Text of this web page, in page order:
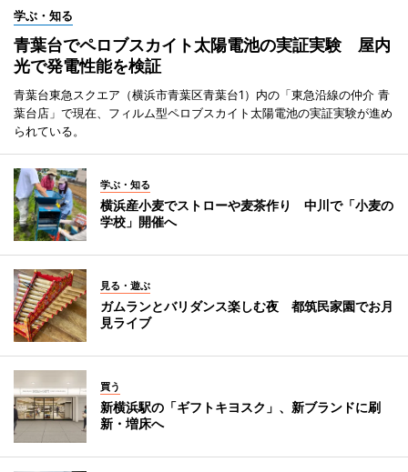
学ぶ・知る
青葉台でペロブスカイト太陽電池の実証実験 屋内
光で発電性能を検証
青葉台東急スクエア（横浜市青葉区青葉台1）内の「東急沿線の仲介 青
葉台店」で現在、フィルム型ペロブスカイト太陽電池の実証実験が進め
られている。
学ぶ・知る
横浜産小麦でストローや麦茶作り 中川で「小麦の
学校」開催へ
見る・遊ぶ
ガムランとバリダンス楽しむ夜 都筑民家園でお月
見ライブ
買う
新横浜駅の「ギフトキヨスク」、新ブランドに刷
新・増床へ